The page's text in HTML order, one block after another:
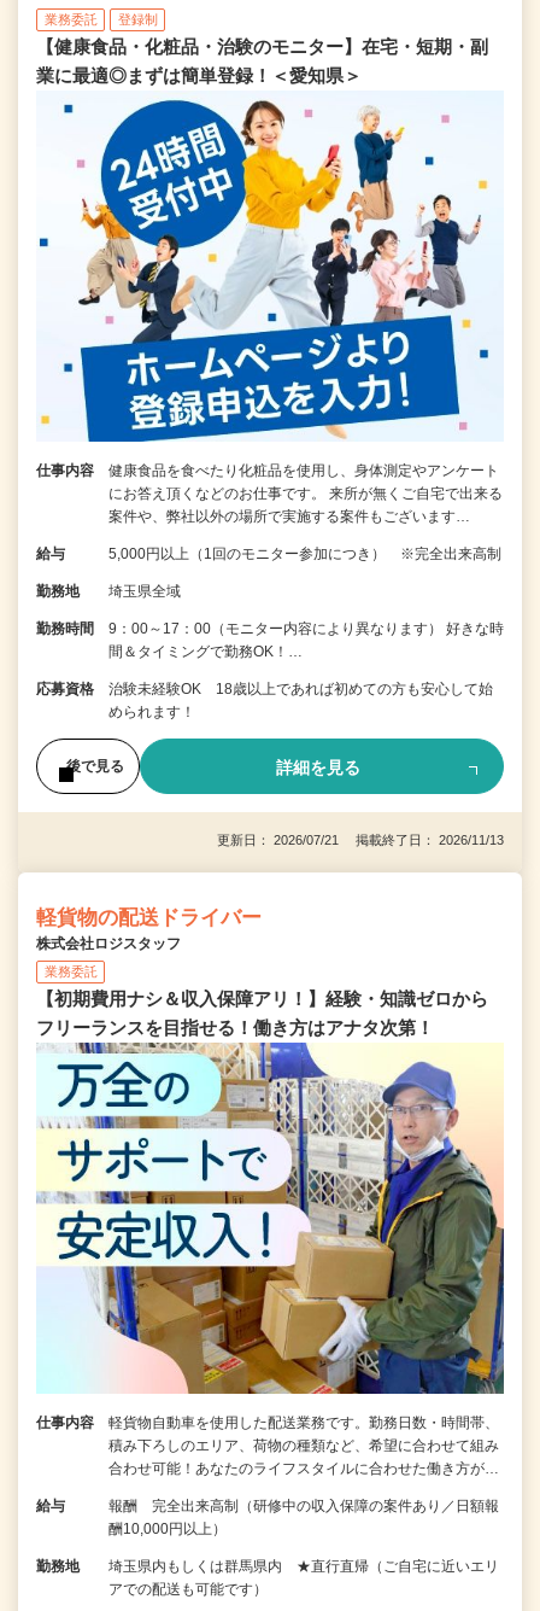
業務委託 登録制
【健康食品・化粧品・治験のモニター】在宅・短期・副
業に最適◎まずは簡単登録！＜愛知県＞
仕事内容
健康食品を食べたり化粧品を使用し、身体測定やアンケート
にお答え頂くなどのお仕事です。 来所が無くご自宅で出来る
案件や、弊社以外の場所で実施する案件もございます…
給与 5,000円以上（1回のモニター参加につき） ※完全出来高制
勤務地 埼玉県全域
勤務時間
9：00～17：00（モニター内容により異なります） 好きな時
間＆タイミングで勤務OK！…
応募資格
治験未経験OK 18歳以上であれば初めての方も安心して始
められます！
後で見る 詳細を見る
更新日： 2026/07/21 掲載終了日： 2026/11/13
軽貨物の配送ドライバー
株式会社ロジスタッフ
業務委託
【初期費用ナシ＆収入保障アリ！】経験・知識ゼロから
フリーランスを目指せる！働き方はアナタ次第！
仕事内容
軽貨物自動車を使用した配送業務です。勤務日数・時間帯、
積み下ろしのエリア、荷物の種類など、希望に合わせて組み
合わせ可能！あなたのライフスタイルに合わせた働き方が…
給与
報酬 完全出来高制（研修中の収入保障の案件あり／日額報
酬10,000円以上）
勤務地
埼玉県内もしくは群馬県内 ★直行直帰（ご自宅に近いエリ
アでの配送も可能です）